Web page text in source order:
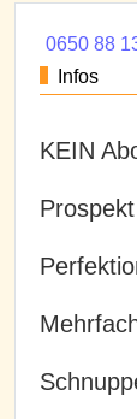
0650 88
Infos
KEIN
Prospekt